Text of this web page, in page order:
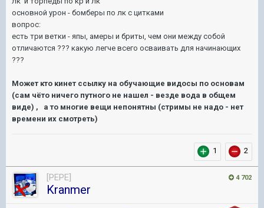
основной урон - бомберы по лк с цитками
вопрос:
есть три ветки - япы, амеры и бриты, чем они между собой
отличаются ??? какую легче всего осваивать для начинающих
???
Может кто кинет ссылку на обучающие видосы по основам
(сам чёто ничего путного не нашел - везде вода в общем
виде) , а то многие вещи непонятны (стримы не надо - нет
времени их смотреть)
1 2
4 702
[PEPE]
Kranmer